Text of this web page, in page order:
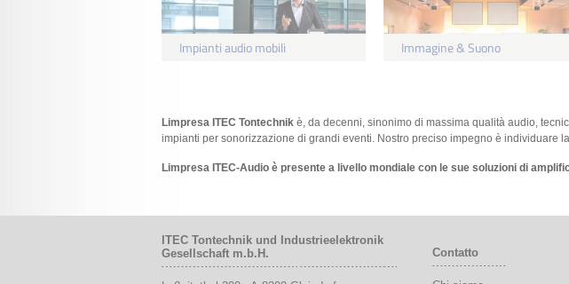
Impianti audio mobili Immagine & Suono
Limpresa ITEC Tontechnik è, da decenni, sinonimo di massima qualità audio,
impianti per sonorizzazione di grandi eventi. Nostro preciso impegno è individuare
Limpresa ITEC-Audio è presente a livello mondiale con le sue soluzioni di
ITEC Tontechnik und Industrieelektronik
Gesellschaft m.b.H.
Contatto